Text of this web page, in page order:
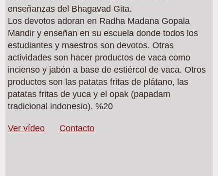
enseñanzas del Bhagavad Gita.
Los devotos adoran en Radha Madana Gopala
Mandir y enseñan en su escuela donde todos los
estudiantes y maestros son devotos. Otras
actividades son hacer productos de vaca como
incienso y jabón a base de estiércol de vaca. Otros
productos son las patatas fritas de plátano, las
patatas fritas de yuca y el opak (papadam
tradicional indonesio). %20
Ver vídeo Contacto